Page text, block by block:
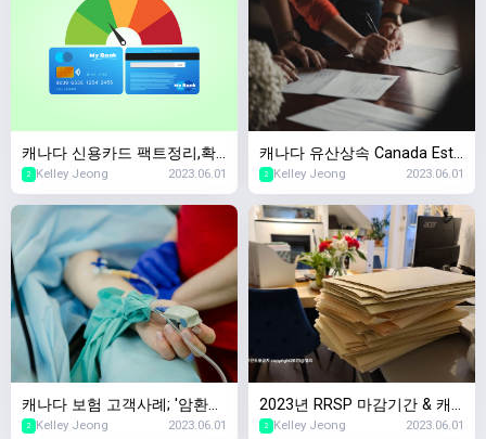
캐나다 신용카드 팩트정리,확
인할때마다 캐나다 신용점수
하락한다?
2 Kelley Jeong 2023.06.01
캐나다 유산상속 Canada Esta
te Planning,왜 준비해야하죠?
2 Kelley Jeong 2023.06.01
캐나다 보험 고객사례; '암환자
였는데 살아남았어요. 보험가
2 Kelley Jeong 2023.06.01
2023년 RRSP 마감기간 & 캐
나다 세금신고 마감기간 안내
2 Kelley Jeong 2023.06.01